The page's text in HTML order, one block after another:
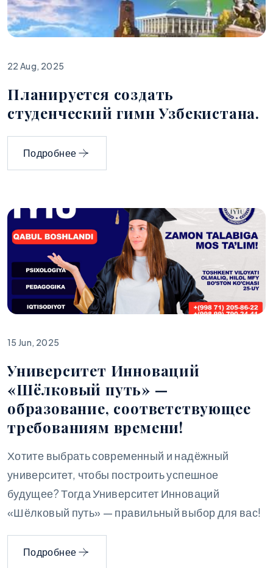
22 Aug, 2025
Планируется создать
студенческий гимн Узбекистана.
Подробнее
15 Jun, 2025
Университет Инноваций
«Шёлковый путь» —
образование, соответствующее
требованиям времени!
Хотите выбрать современный и надёжный
университет, чтобы построить успешное
будущее? Тогда Университет Инноваций
«Шёлковый путь» — правильный выбор для вас!
Подробнее